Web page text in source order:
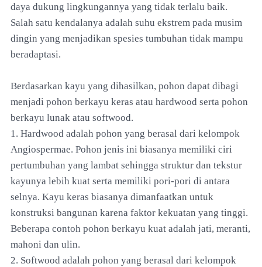
daya dukung lingkungannya yang tidak terlalu baik.
Salah satu kendalanya adalah suhu ekstrem pada musim
dingin yang menjadikan spesies tumbuhan tidak mampu
beradaptasi.
Berdasarkan kayu yang dihasilkan, pohon dapat dibagi
menjadi pohon berkayu keras atau hardwood serta pohon
berkayu lunak atau softwood.
1. Hardwood adalah pohon yang berasal dari kelompok
Angiospermae. Pohon jenis ini biasanya memiliki ciri
pertumbuhan yang lambat sehingga struktur dan tekstur
kayunya lebih kuat serta memiliki pori-pori di antara
selnya. Kayu keras biasanya dimanfaatkan untuk
konstruksi bangunan karena faktor kekuatan yang tinggi.
Beberapa contoh pohon berkayu kuat adalah jati, meranti,
mahoni dan ulin.
2. Softwood adalah pohon yang berasal dari kelompok